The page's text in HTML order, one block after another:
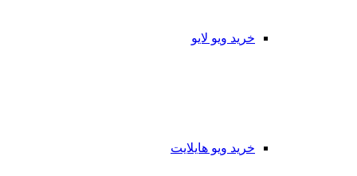
خرید ویو لایو
خرید ویو هایلایت